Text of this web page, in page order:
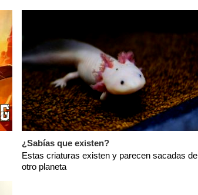
¿Sabías que existen?
Estas criaturas existen y parecen sacadas de
otro planeta